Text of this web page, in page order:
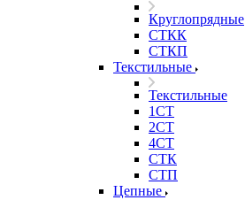
Круглопрядные
СТКК
СТКП
Текстильные
Текстильные
1СТ
2СТ
4СТ
СТК
СТП
Цепные